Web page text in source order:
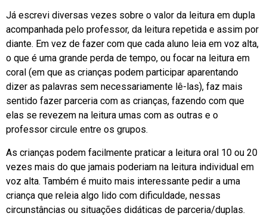
Já escrevi diversas vezes sobre o valor da leitura em dupla
acompanhada pelo professor, da leitura repetida e assim por
diante. Em vez de fazer com que cada aluno leia em voz alta,
o que é uma grande perda de tempo, ou focar na leitura em
coral (em que as crianças podem participar aparentando
dizer as palavras sem necessariamente lê-las), faz mais
sentido fazer parceria com as crianças, fazendo com que
elas se revezem na leitura umas com as outras e o
professor circule entre os grupos.
As crianças podem facilmente praticar a leitura oral 10 ou 20
vezes mais do que jamais poderiam na leitura individual em
voz alta. Também é muito mais interessante pedir a uma
criança que releia algo lido com dificuldade, nessas
circunstâncias ou situações didáticas de parceria/duplas.